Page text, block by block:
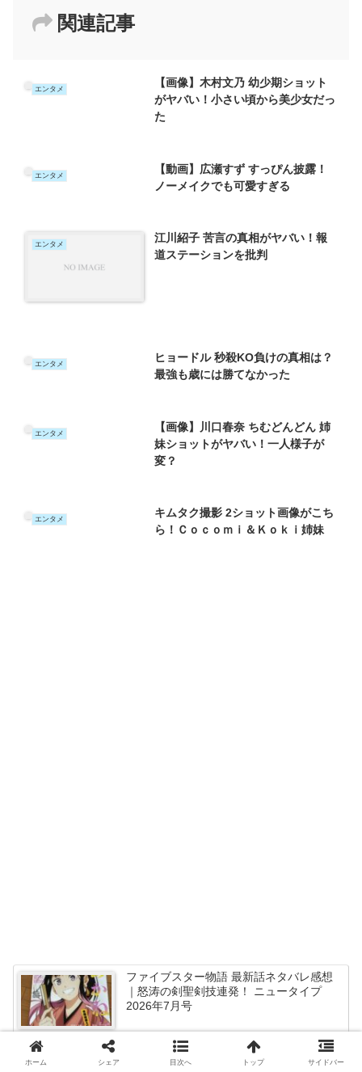
関連記事
エンタメ
【画像】木村文乃 幼少期ショット
がヤバい！小さい頃から美少女だっ
た
エンタメ
【動画】広瀬すず すっぴん披露！
ノーメイクでも可愛すぎる
エンタメ
江川紹子 苦言の真相がヤバい！報
道ステーションを批判
エンタメ
ヒョードル 秒殺KO負けの真相は？
最強も歳には勝てなかった
エンタメ
【画像】川口春奈 ちむどんどん 姉
妹ショットがヤバい！一人様子が
変？
エンタメ
キムタク撮影 2ショット画像がこち
ら！Ｃｏｃｏｍｉ＆Ｋｏｋｉ姉妹
ファイブスター物語 最新話ネタバレ感想
｜怒涛の剣聖剣技連発！ ニュータイプ
2026年7月号
ファイブスター物語19巻 ネタバレ感想
ホーム シェア 目次へ トップ サイドバー